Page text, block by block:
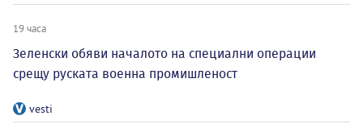
19 часа
Зеленски обяви началото на специални операции
срещу руската военна промишленост
vesti